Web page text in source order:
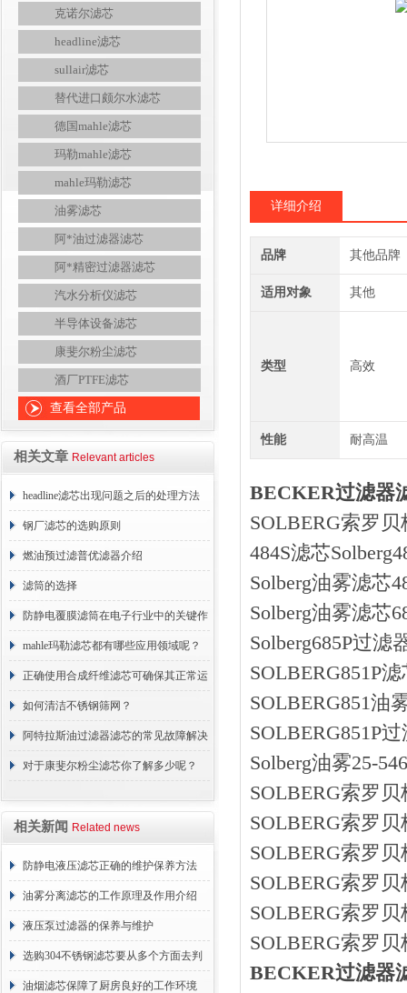
克诺尔滤芯
headline滤芯
sullair滤芯
替代进口颇尔水滤芯
德国mahle滤芯
玛勒mahle滤芯
mahle玛勒滤芯
油雾滤芯
阿*油过滤器滤芯
阿*精密过滤器滤芯
汽水分析仪滤芯
半导体设备滤芯
康斐尔粉尘滤芯
酒厂PTFE滤芯
查看全部产品
相关文章 Relevant articles
headline滤芯出现问题之后的处理方法
分享
钢厂滤芯的选购原则
燃油预过滤普优滤器介绍
滤筒的选择
防静电覆膜滤筒在电子行业中的关键作
用
mahle玛勒滤芯都有哪些应用领域呢？
正确使用合成纤维滤芯可确保其正常运
行
如何清洁不锈钢筛网？
阿特拉斯油过滤器滤芯的常见故障解决
方法介绍
对于康斐尔粉尘滤芯你了解多少呢？
相关新闻 Related news
防静电液压滤芯正确的维护保养方法
油雾分离滤芯的工作原理及作用介绍
液压泵过滤器的保养与维护
选购304不锈钢滤芯要从多个方面去判
断
油烟滤芯保障了厨房良好的工作环境
详细介绍
品牌 其他品牌
适用对象 其他
类型 高效
性能 耐高温
BECKER过滤器
SOLBERG索罗
484S滤芯
Solberg油雾滤芯
Solberg油雾滤芯
Solberg685P过滤
SOLBERG851P
SOLBERG851油
SOLBERG851P
Solberg油雾25-
SOLBERG索罗
SOLBERG索罗贝
SOLBERG索罗贝
SOLBERG索罗
SOLBERG索罗
SOLBERG索罗
BECKER过滤器